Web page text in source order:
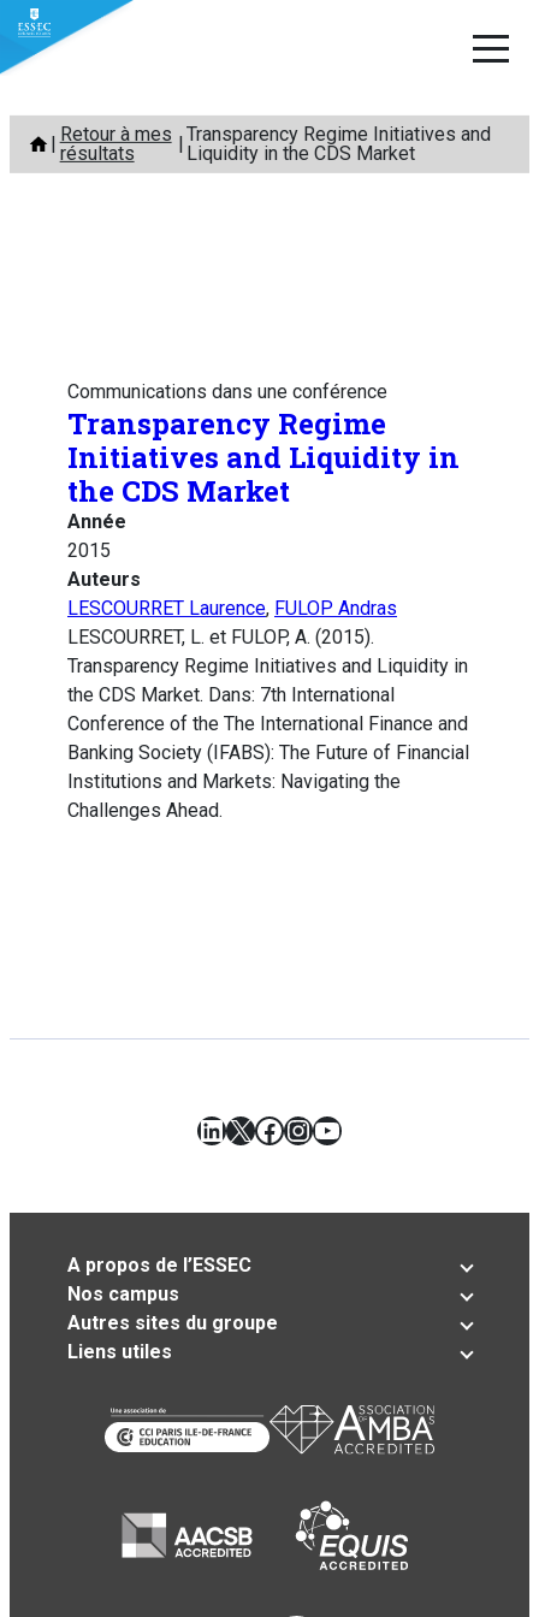
Aller
contenu
Retour à mes
résultats
Transparency Regime Initiatives and
Liquidity in the CDS Market
Communications dans une conférence
Transparency Regime
Initiatives and Liquidity in
the CDS Market
Année
2015
Auteurs
LESCOURRET Laurence, FULOP Andras
LESCOURRET, L. et FULOP, A. (2015).
Transparency Regime Initiatives and Liquidity in
the CDS Market. Dans: 7th International
Conference of the The International Finance and
Banking Society (IFABS): The Future of Financial
Institutions and Markets: Navigating the
Challenges Ahead.
LinkedIn
X Facebook
Instagram
YouTube
A propos de l’ESSEC
Nos campus
Autres sites du groupe
Liens utiles